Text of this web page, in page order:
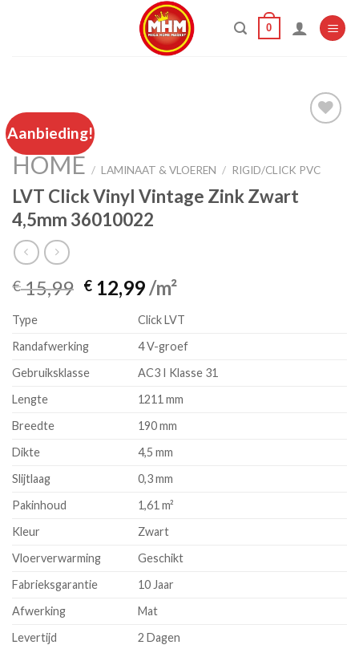
0
Aanbieding!
Add to
HOME / LAMINAAT & VLOEREN / RIGID/CLICK PVC
LVT Click Vinyl Vintage Zink Zwart
4,5mm 36010022
€15,99 Oorspronkelijke
prijs
€ 15,99.
€ 12,99Huidige
is:
€ 12,99.
/m²
Type
Click LVT
Randafwerking
4 V-groef
Gebruiksklasse
AC3 I Klasse 31
Lengte
1211 mm
Breedte
190 mm
Dikte
4,5 mm
Slijtlaag
0,3 mm
Pakinhoud
1,61 m²
Kleur
Zwart
Vloerverwarming
Geschikt
Fabrieksgarantie
10 Jaar
Afwerking
Mat
Levertijd
2 Dagen